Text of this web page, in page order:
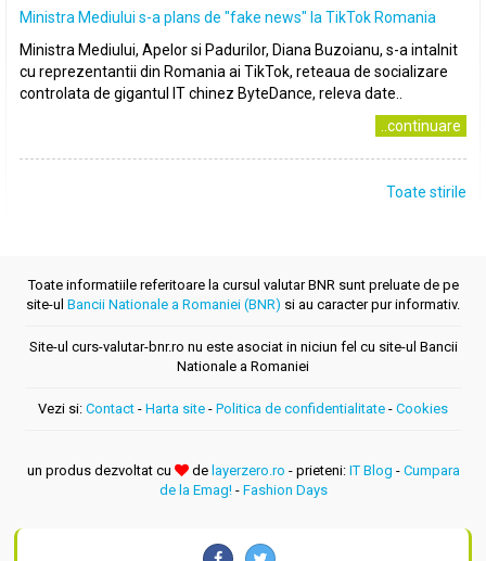
Ministra Mediului s-a plans de ″fake news″ la TikTok Romania
Ministra Mediului, Apelor si Padurilor, Diana Buzoianu, s-a intalnit
cu reprezentantii din Romania ai TikTok, reteaua de socializare
controlata de gigantul IT chinez ByteDance, releva date..
..continuare
Toate stirile
Toate informatiile referitoare la cursul valutar BNR sunt preluate de pe
site-ul Bancii Nationale a Romaniei (BNR) si au caracter pur informativ.
Site-ul curs-valutar-bnr.ro nu este asociat in niciun fel cu site-ul Bancii
Nationale a Romaniei
Vezi si: Contact - Harta site - Politica de confidentialitate - Cookies
un produs dezvoltat cu de layerzero.ro - prieteni: IT Blog - Cumpara
de la Emag!- Fashion Days